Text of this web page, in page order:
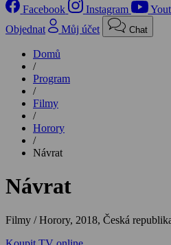
Facebook Instagram
Objednat
Můj účet Chat
Domů
/
Program
/
Filmy
/
Horory
/
Návrat
Návrat
Filmy / Horory, 2018, Česká